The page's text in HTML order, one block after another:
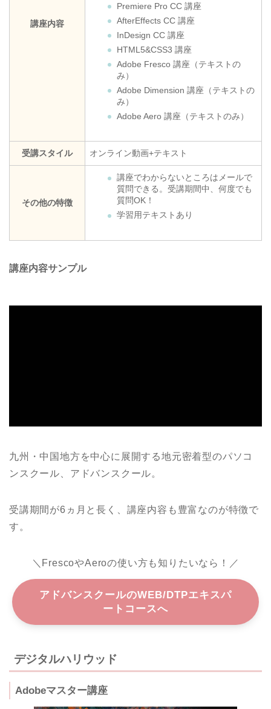
講座内容
Premiere Pro CC 講座
AfterEffects CC 講座
InDesign CC 講座
HTML5&CSS3 講座
Adobe Fresco 講座（テキストの
み）
Adobe Dimension 講座（テキストの
み）
Adobe Aero 講座（テキストのみ）
受講スタイル オンライン動画+テキスト
その他の特徴
講座でわからないところはメールで
質問できる。受講期間中、何度でも
質問OK！
学習用テキストあり
講座内容サンプル
九州・中国地方を中心に展開する地元密着型のパソコ
ンスクール、アドバンスクール。
受講期間が6ヵ月と長く、講座内容も豊富なのが特徴で
す。
＼FrescoやAeroの使い方も知りたいなら！／
アドバンスクールのWEB/DTPエキスパ
ートコースへ
デジタルハリウッド
Adobeマスター講座